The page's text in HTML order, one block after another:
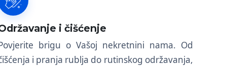
i čišćenje
brigu o Vašoj nekretnini nama. Od
i pranja rublja do rutinskog održavanja,